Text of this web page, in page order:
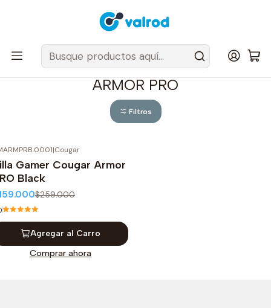
Despacho Gratis en tus sillas Cougar en el Gran Santiago
Inicio Sillas y Sofas Sillas ARMOR PRO
ARMOR PRO
Filtros
OFF
|Cougar
Gamer Cougar Armor
Black
$259.000
Agregar al Carro
Comprar ahora